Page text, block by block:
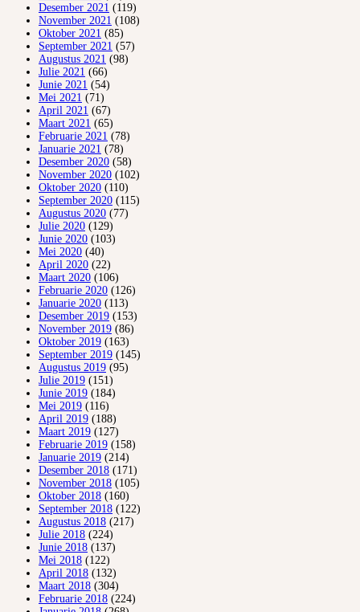
Desember 2021 (119)
November 2021 (108)
Oktober 2021 (85)
September 2021 (57)
Augustus 2021 (98)
Julie 2021 (66)
Junie 2021 (54)
Mei 2021 (71)
April 2021 (67)
Maart 2021 (65)
Februarie 2021 (78)
Januarie 2021 (78)
Desember 2020 (58)
November 2020 (102)
Oktober 2020 (110)
September 2020 (115)
Augustus 2020 (77)
Julie 2020 (129)
Junie 2020 (103)
Mei 2020 (40)
April 2020 (22)
Maart 2020 (106)
Februarie 2020 (126)
Januarie 2020 (113)
Desember 2019 (153)
November 2019 (86)
Oktober 2019 (163)
September 2019 (145)
Augustus 2019 (95)
Julie 2019 (151)
Junie 2019 (184)
Mei 2019 (116)
April 2019 (188)
Maart 2019 (127)
Februarie 2019 (158)
Januarie 2019 (214)
Desember 2018 (171)
November 2018 (105)
Oktober 2018 (160)
September 2018 (122)
Augustus 2018 (217)
Julie 2018 (224)
Junie 2018 (137)
Mei 2018 (122)
April 2018 (132)
Maart 2018 (304)
Februarie 2018 (224)